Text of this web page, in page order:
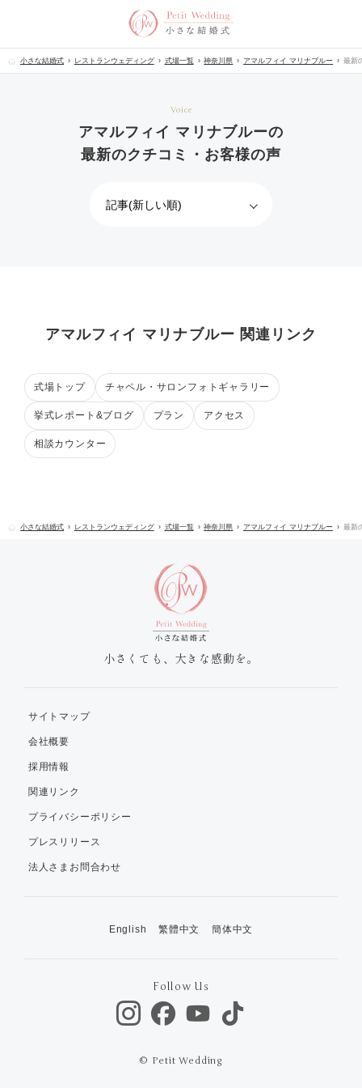
小さな結婚式 レストランウェディング 式場一覧 神奈川県 アマルフィイ マリナブルー 最新
Voice
アマルフィイ マリナブルーの
最新のクチコミ・お客様の声
アマルフィイ マリナブルー 関連リンク
式場トップ チャペル・サロンフォトギャラリー
挙式レポート&ブログ プラン アクセス
相談カウンター
小さな結婚式 レストランウェディング 式場一覧 神奈川県 アマルフィイ マリナブルー 最新
小さくても、大きな感動を。
サイトマップ
会社概要
採用情報
関連リンク
プライバシーポリシー
プレスリリース
法人さまお問合わせ
English 繁體中文 簡体中文
Follow Us
© Petit Wedding